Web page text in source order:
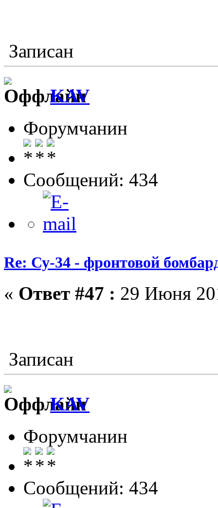
Записан
KAV
Форумчанин
Сообщений: 434
Re: Су-34 - фронтовой
« Ответ #47 : 29 Июня
Записан
KAV
Форумчанин
Сообщений: 434